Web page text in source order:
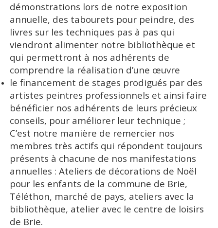
démonstrations lors de notre exposition
annuelle, des tabourets pour peindre, des
livres sur les techniques pas à pas qui
viendront alimenter notre bibliothèque et
qui permettront à nos adhérents de
comprendre la réalisation d’une œuvre
le financement de stages prodigués par des
artistes peintres professionnels et ainsi faire
bénéficier nos adhérents de leurs précieux
conseils, pour améliorer leur technique ;
C’est notre manière de remercier nos
membres très actifs qui répondent toujours
présents à chacune de nos manifestations
annuelles : Ateliers de décorations de Noël
pour les enfants de la commune de Brie,
Téléthon, marché de pays, ateliers avec la
bibliothèque, atelier avec le centre de loisirs
de Brie.